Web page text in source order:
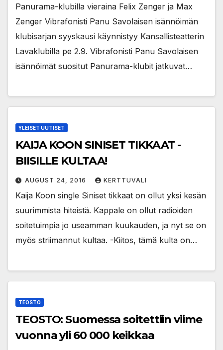
Panurama-klubilla vieraina Felix Zenger ja Max
Zenger Vibrafonisti Panu Savolaisen isännöimän
klubisarjan syyskausi käynnistyy Kansallisteatterin
Lavaklubilla pe 2.9. Vibrafonisti Panu Savolaisen
isännöimät suositut Panurama-klubit jatkuvat…
YLEISET UUTISET
KAIJA KOON SINISET TIKKAAT -
BIISILLE KULTAA!
AUGUST 24, 2016 KERTTUVALI
Kaija Koon single Siniset tikkaat on ollut yksi kesän
suurimmista hiteistä. Kappale on ollut radioiden
soitetuimpia jo useamman kuukauden, ja nyt se on
myös striimannut kultaa. -Kiitos, tämä kulta on…
TEOSTO
TEOSTO: Suomessa soitettiin viime
vuonna yli 60 000 keikkaa